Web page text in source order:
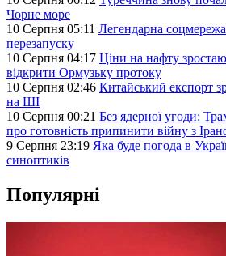
Чорне море
10 Серпня 05:11 Легендарна
перезапуску
10 Серпня 04:17 Ціни на нафту
відкрити Ормузьку протоку
10 Серпня 02:46 Китайський експорт
на ШІ
10 Серпня 00:21 Без ядерної угоди:
про готовність припинити війну з
9 Серпня 23:19 Яка буде погода в
синоптиків
Популярні